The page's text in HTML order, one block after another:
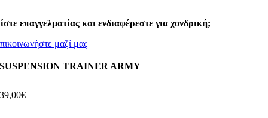
επαγγελματίας και ενδιαφέρεστε για χονδρική;
μαζί μας
SUSPENSION TRAINER ARMY
39,00€